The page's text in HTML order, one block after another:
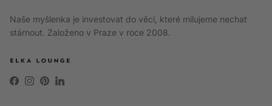
Naše myšlenka je investovat do věcí, které milujeme nechat
stárnout. Založeno v Praze v roce 2008.
Facebook
Instagram
PinterestLinkedIn